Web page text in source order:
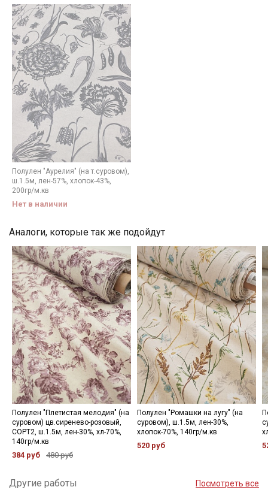
Полулен "Аурелия" (на т.суровом),
ш.1.5м, лен-57%, хлопок-43%,
200гр/м.кв
Нет в наличии
Аналоги, которые так же подойдут
Полулен "Плетистая мелодия" (на
суровом) цв.сиренево-розовый,
СОРТ2, ш.1.5м, лен-30%, хл-70%,
140гр/м.кв
384 руб 480 руб
Полулен "Ромашки на лугу" (на
суровом), ш.1.5м, лен-30%,
хлопок-70%, 140гр/м.кв
520 руб
Другие работы Посмотреть все
Секретная рассылка от Купава
Мы публикуем здесь дополнительные
промокоды и скидки до 30% на узкие
Подписаться
Ознакомлен(а) сПолитикой обработки персональных
данныхи даюСогласие на обработку персональных
данных
ДаюСогласие на получение рекламных и
информационных рассылок